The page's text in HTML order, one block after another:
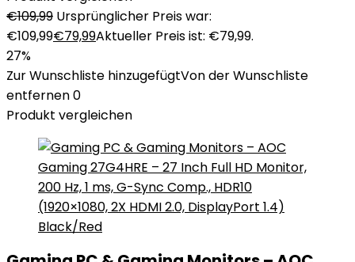
€109,99 Ursprünglicher Preis war:
€109,99€79,99Aktueller Preis ist: €79,99.
27%
Zur Wunschliste hinzugefügtVon der Wunschliste
entfernen0
Produkt vergleichen